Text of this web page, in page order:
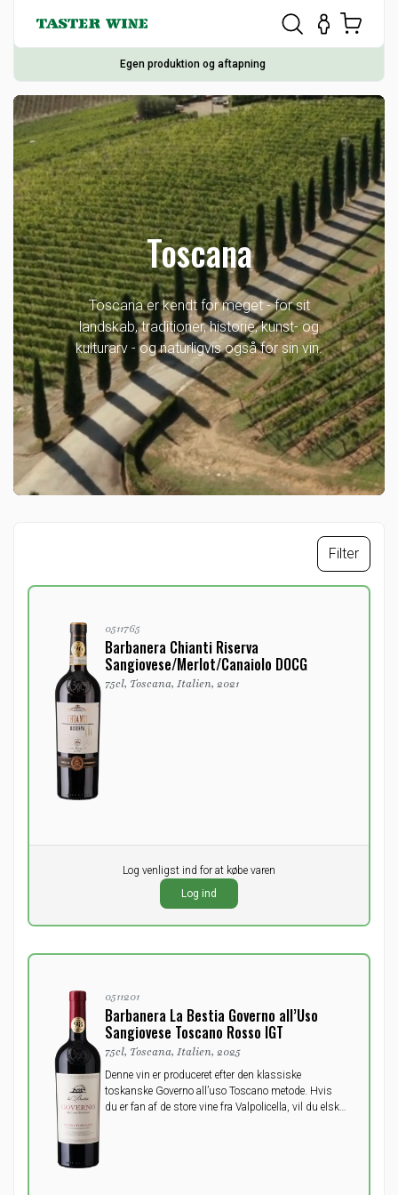
Egen produktion og aftapning
Toscana
Toscana er kendt for meget - for sit
landskab, traditioner, historie, kunst- og
kulturarv - og naturligvis også for sin vin.
Filter
0511765
Barbanera Chianti Riserva
Sangiovese/Merlot/Canaiolo DOCG
75cl, Toscana, Italien, 2021
Log venligst ind for at købe varen
Log ind
0511201
Barbanera La Bestia Governo all’Uso
Sangiovese Toscano Rosso IGT
75cl, Toscana, Italien, 2025
Denne vin er produceret efter den klassiske
toskanske Governo all’uso Toscano metode. Hvis
du er fan af de store vine fra Valpolicella, vil du elske